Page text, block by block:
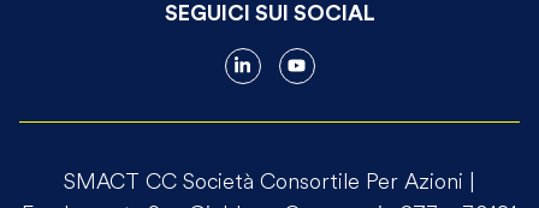
SEGUICI SUI SOCIAL
SMACT CC Società Consortile Per Azioni |